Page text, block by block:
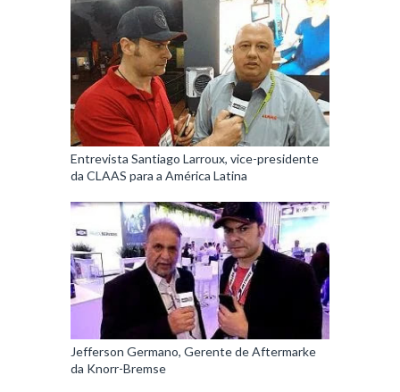
Entrevista Santiago Larroux, vice-presidente
da CLAAS para a América Latina
Jefferson Germano, Gerente de Aftermarke
da Knorr-Bremse